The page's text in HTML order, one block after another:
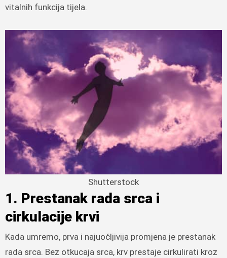
vitalnih funkcija tijela.
Shutterstock
1. Prestanak rada srca i
cirkulacije krvi
Kada umremo, prva i najuočljivija promjena je prestanak
rada srca. Bez otkucaja srca, krv prestaje cirkulirati kroz